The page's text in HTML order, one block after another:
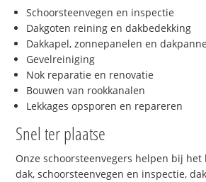
Schoorsteenvegen en inspectie
Dakgoten reining en dakbedekking
Dakkapel, zonnepanelen en
Gevelreiniging
Nok reparatie en renovatie
Bouwen van rookkanalen
Lekkages opsporen en repareren
Snel ter plaatse
Onze schoorsteenvegers helpen bij
dak, schoorsteenvegen en inspectie,